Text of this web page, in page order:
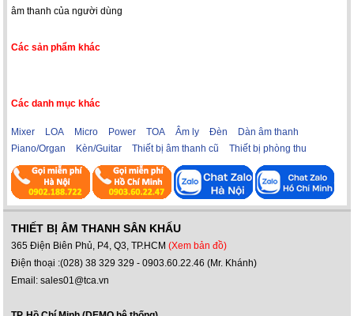
âm thanh của người dùng
Các sản phẩm khác
Các danh mục khác
Mixer LOA Micro Power TOA Âm ly Đèn
Dàn âm thanh
Piano/Organ
Kèn/Guitar Thiết bị âm thanh cũ Thiết bị phòng thu
THIẾT BỊ ÂM THANH SÂN KHẤU
365 Điện Biên Phủ, P4, Q3, TP.HCM(Xem bản đồ)
Điện thoại :(028) 38 329 329 - 0903.60.22.46 (Mr. Khánh)
Email: sales01@tca.vn